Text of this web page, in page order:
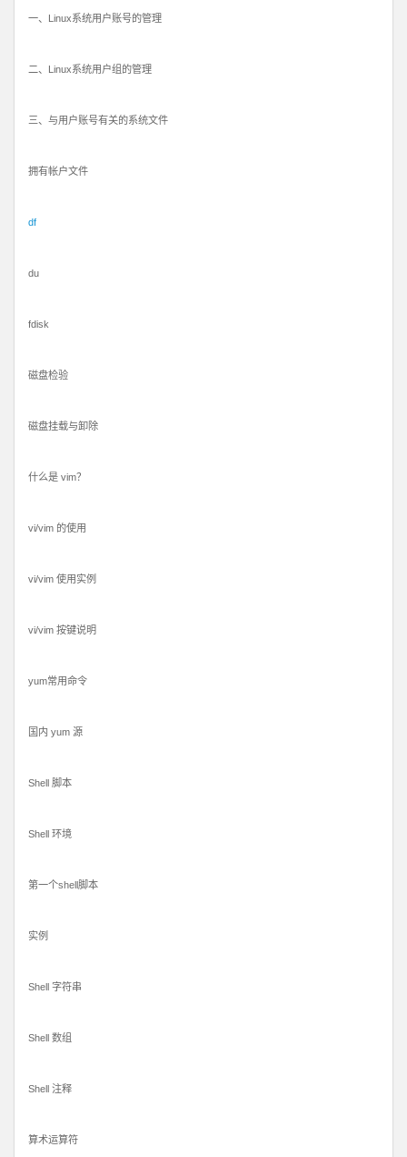
一、Linux系统用户账号的管理
二、Linux系统用户组的管理
三、与用户账号有关的系统文件
拥有帐户文件
df
du
fdisk
磁盘检验
磁盘挂载与卸除
什么是 vim？
vi/vim 的使用
vi/vim 使用实例
vi/vim 按键说明
yum常用命令
国内 yum 源
Shell 脚本
Shell 环境
第一个shell脚本
实例
Shell 字符串
Shell 数组
Shell 注释
算术运算符